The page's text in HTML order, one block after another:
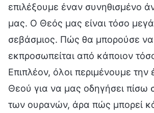
επιλέξουμε έναν συνηθισμένο
μας. Ο Θεός μας είναι τόσο
σεβάσμιος. Πώς θα μπορούσε να
εκπροσωπείται από κάποιον
Επιπλέον, όλοι περιμένουμε την
Θεού για να μας οδηγήσει πίσω
των ουρανών, άρα πώς μπορεί